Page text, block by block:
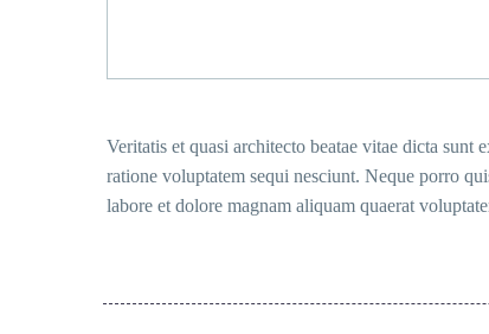
Veritatis et quasi architecto beatae vitae dicta
ratione voluptatem sequi nesciunt. Neque porro
labore et dolore magnam aliquam quaerat